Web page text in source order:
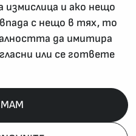
на
измислица и ако нещо
с нещо в тях, то
да имитира
или се гответе